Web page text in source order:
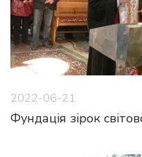
2022-06-21
Фундація зірок